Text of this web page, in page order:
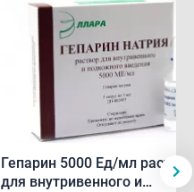
Гепарин 5000 Ед/мл раствор
для внутривенного и